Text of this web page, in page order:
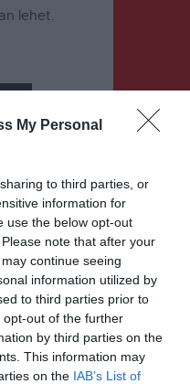
My Personal
to third parties, or
information for
use the below opt-out
note that after your
continue seeing
information utilized by
to third parties prior to
out of the further
by third parties on the
This information may
on the IAB’s List of
lehet.
BEJEGYZÉS
ő, hogy
biztosította
k vagyunk-e